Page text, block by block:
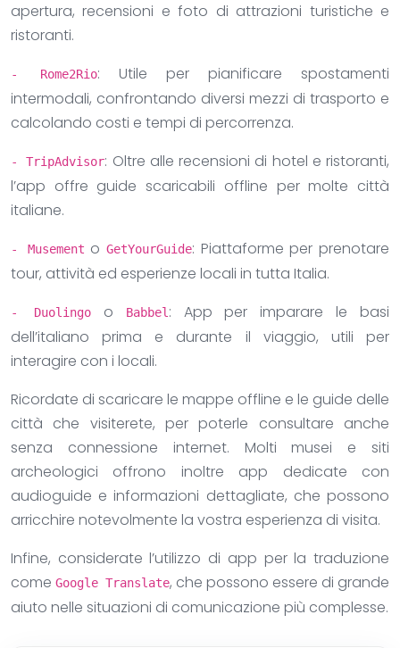
apertura, recensioni e foto di attrazioni turistiche e
ristoranti.
- Rome2Rio: Utile per pianificare spostamenti
intermodali, confrontando diversi mezzi di trasporto e
calcolando costi e tempi di percorrenza.
- TripAdvisor: Oltre alle recensioni di hotel e ristoranti,
l’app offre guide scaricabili offline per molte città
italiane.
- Musement oGetYourGuide: Piattaforme per prenotare
tour, attività ed esperienze locali in tutta Italia.
- Duolingoo Babbel: App per imparare le basi
dell’italiano prima e durante il viaggio, utili per
interagire con i locali.
Ricordate di scaricare le mappe offline e le guide delle
città che visiterete, per poterle consultare anche
senza connessione internet. Molti musei e siti
archeologici offrono inoltre app dedicate con
audioguide e informazioni dettagliate, che possono
arricchire notevolmente la vostra esperienza di visita.
Infine, considerate l’utilizzo di app per la traduzione
come Google Translate, che possono essere di grande
aiuto nelle situazioni di comunicazione più complesse.